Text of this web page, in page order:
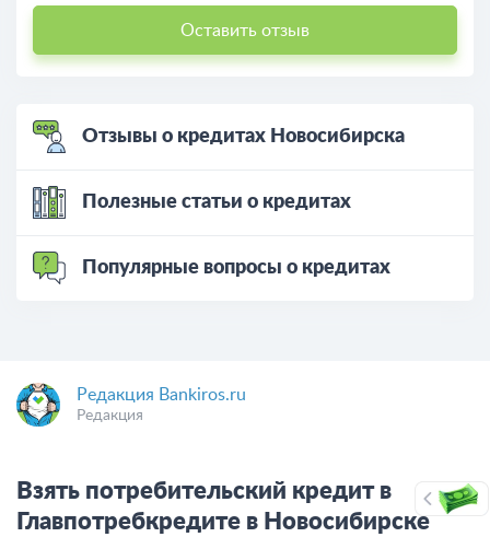
Оставить отзыв
Отзывы о кредитах Новосибирска
Полезные статьи о кредитах
Популярные вопросы о кредитах
Редакция Bankiros.ru
Редакция
Взять потребительский кредит в
Главпотребкредите в Новосибирске